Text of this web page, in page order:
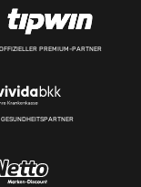
OFFIZIELLER PREMIUM-PARTNER